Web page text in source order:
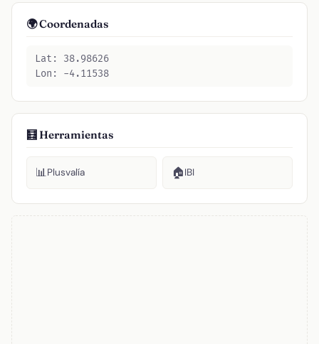
🌍 Coordenadas
Lat: 38.98626
Lon: -4.11538
🧮 Herramientas
📊Plusvalía 🏠IBI